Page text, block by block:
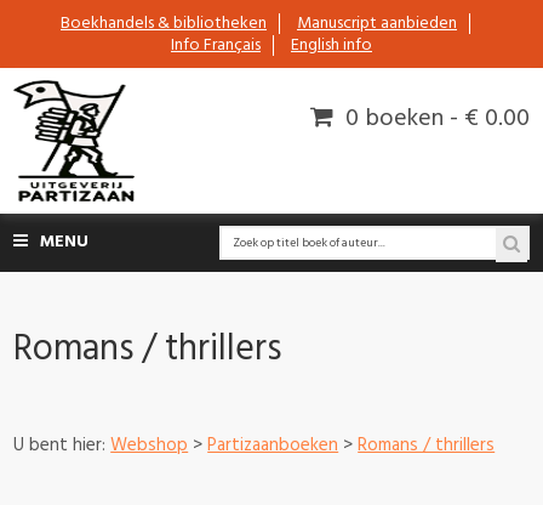
Boekhandels & bibliotheken Manuscript aanbieden
Info Français English info
0 boeken - € 0.00
MENU
Romans / thrillers
U bent hier:Webshop>Partizaanboeken>Romans / thrillers